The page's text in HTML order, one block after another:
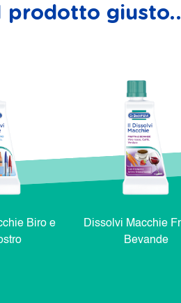
prodotto
Biro e
Dissolvi Macchie
Bevande